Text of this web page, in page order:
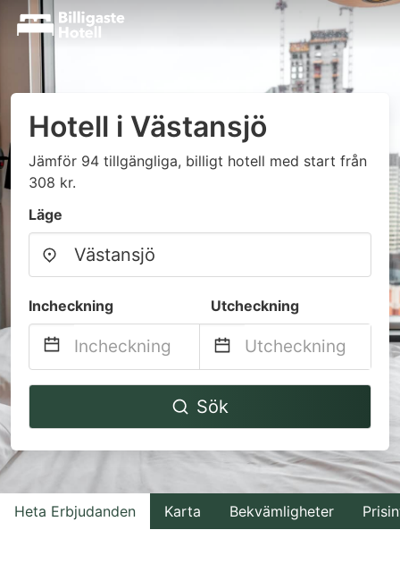
Hotell i Västansjö
Jämför 94 tillgängliga, billigt hotell med start från
308 kr.
Läge
Incheckning Utcheckning
Navigate
to
interact
with
the
Navigate
to
interact
with
the
Sök
Heta Erbjudanden Karta Bekvämligheter